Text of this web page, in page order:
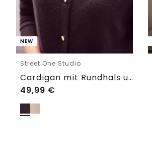
NEW
Street One Studio
Cardigan mit Rundhals und Knöpfen
49,99 €